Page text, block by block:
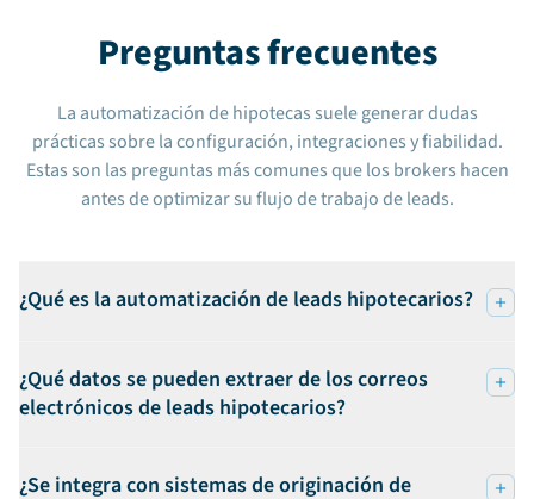
Preguntas frecuentes
La automatización de hipotecas suele generar dudas
prácticas sobre la configuración, integraciones y fiabilidad.
Estas son las preguntas más comunes que los brokers hacen
antes de optimizar su flujo de trabajo de leads.
¿Qué es la automatización de leads hipotecarios?
¿Qué datos se pueden extraer de los correos
electrónicos de leads hipotecarios?
¿Se integra con sistemas de originación de